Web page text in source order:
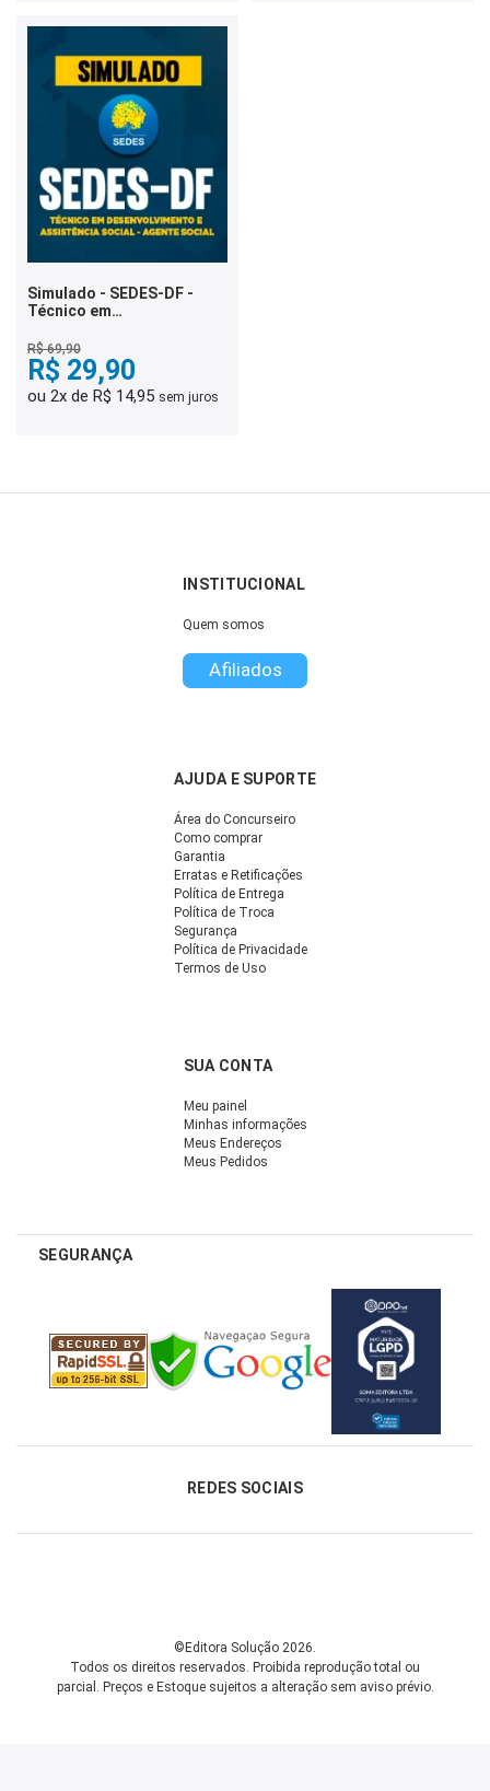
Simulado - SEDES-DF -
Técnico em
Assistência Social -
Agente Social
R$ 69,90
R$ 29,90
ou 2x de R$ 14,95 sem juros
INSTITUCIONAL
Quem somos
Afiliados
AJUDA E SUPORTE
Área do Concurseiro
Como comprar
Garantia
Erratas e Retificações
Política de Entrega
Política de Troca
Segurança
Política de Privacidade
Termos de Uso
SUA CONTA
Meu painel
Minhas informações
Meus Endereços
Meus Pedidos
SEGURANÇA
REDES SOCIAIS
©Editora Solução 2026.
Todos os direitos reservados. Proibida reprodução total ou
parcial. Preços e Estoque sujeitos a alteração sem aviso prévio.